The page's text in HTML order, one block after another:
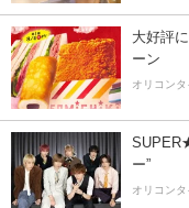
大好評
ーン
オリコン
ー”
オリコン